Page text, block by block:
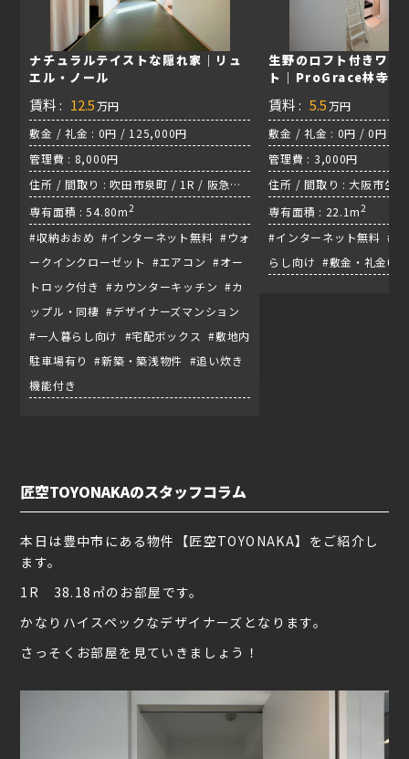
ナチュラルテイストな隠れ家｜リュ
エル・ノール
賃料 : 12.5 万円
敷金 / 礼金 : 0円 / 125,000円
管理費 : 8,000円
住所 / 間取り : 吹田市泉町 / 1R / 阪急千
里線『豊津駅』
専有面積 : 54.80m2
#収納おおめ #インターネット無料 #ウォ
ークインクローゼット #エアコン #オー
トロック付き #カウンターキッチン #カ
ップル・同棲 #デザイナーズマンション
#一人暮らし向け #宅配ボックス #敷地内
駐車場有り #新築・築浅物件 #追い炊き
機能付き
生野のロフト付きワン
ト｜ProGrace林寺
賃料 : 5.5 万円
敷金 / 礼金 : 0円 / 0円
管理費 : 3,000円
住所 / 間取り : 大阪市生
関西線『東部市場前駅』
専有面積 : 22.1m2
#インターネット無料 #
らし向け #敷金・礼金0円
匠空TOYONAKAのスタッフコラム
本日は豊中市にある物件【匠空TOYONAKA】をご紹介し
ます。
1R 38.18㎡のお部屋です。
かなりハイスペックなデザイナーズとなります。
さっそくお部屋を見ていきましょう！